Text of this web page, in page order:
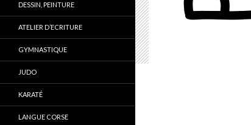
DESSIN, PEINTURE
ATELIER D’ECRITURE
GYMNASTIQUE
JUDO
KARATÉ
LANGUE CORSE